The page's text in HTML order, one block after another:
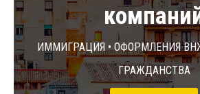
Иммиграция • Оформления
гражданства